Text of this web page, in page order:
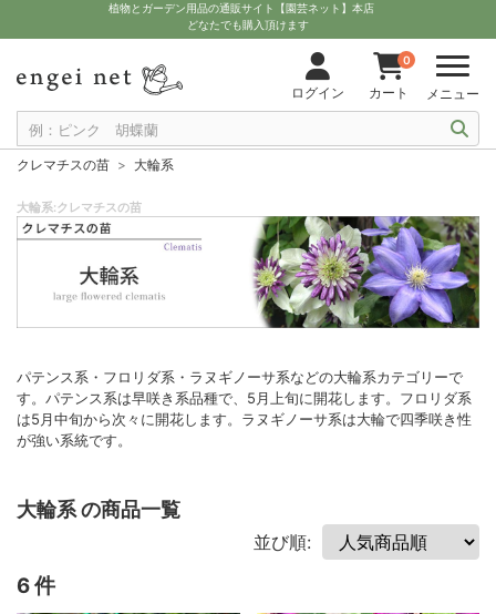
植物とガーデン用品の通販サイト【園芸ネット】本店
どなたでも購入頂けます
ログイン
0
カート メニュー
クレマチスの苗 大輪系
大輪系:クレマチスの苗
パテンス系・フロリダ系・ラヌギノーサ系などの大輪系カテゴリーで
す。パテンス系は早咲き系品種で、5月上旬に開花します。フロリダ系
は5月中旬から次々に開花します。ラヌギノーサ系は大輪で四季咲き性
が強い系統です。
大輪系 の商品一覧
並び順:
6 件